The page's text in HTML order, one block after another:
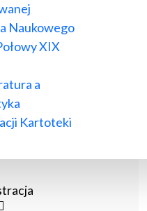
Naukowego
XIX
a
Kartoteki